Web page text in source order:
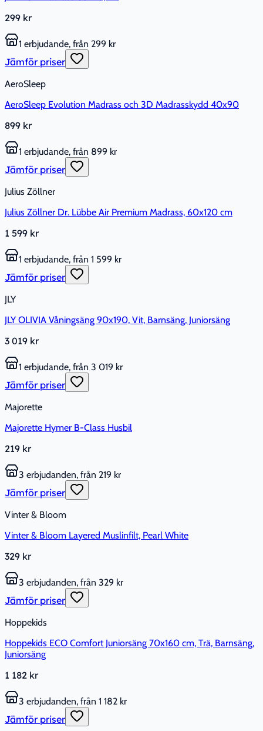
299 kr
1 erbjudande, från 299 kr
Jämför priser
AeroSleep
AeroSleep Evolution Madrass och 3D Madrasskydd 40x90
899 kr
1 erbjudande, från 899 kr
Jämför priser
Julius Zöllner
Julius Zöllner Dr. Lübbe Air Premium Madrass, 60x120 cm
1 599 kr
1 erbjudande, från 1 599 kr
Jämför priser
JLY
JLY OLIVIA Våningsäng 90x190, Vit, Barnsäng, Juniorsäng
3 019 kr
1 erbjudande, från 3 019 kr
Jämför priser
Majorette
Majorette Hymer B-Class Husbil
219 kr
3 erbjudanden, från 219 kr
Jämför priser
Vinter & Bloom
Vinter & Bloom Layered Muslinfilt, Pearl White
329 kr
3 erbjudanden, från 329 kr
Jämför priser
Hoppekids
Hoppekids ECO Comfort Juniorsäng 70x160 cm, Trä, Barnsäng,
Juniorsäng
1 182 kr
3 erbjudanden, från 1 182 kr
Jämför priser